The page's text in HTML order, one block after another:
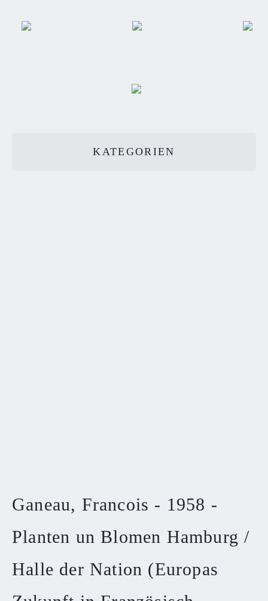
KATEGORIEN
Ganeau, Francois - 1958 -
Planten un Blomen Hamburg /
Halle der Nation (Europas